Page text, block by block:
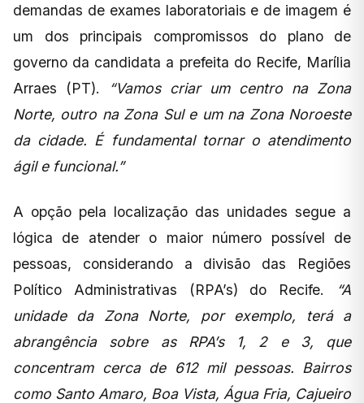
demandas de exames laboratoriais e de imagem é
um dos principais compromissos do plano de
governo da candidata a prefeita do Recife, Marília
Arraes (PT).
“Vamos criar um centro na Zona
Norte, outro na Zona Sul e um na Zona Noroeste
da cidade. É fundamental tornar o atendimento
ágil e funcional.”
A opção pela localização das unidades segue a
lógica de atender o maior número possível de
pessoas, considerando a divisão das Regiões
Político Administrativas (RPA’s) do Recife.
“A
unidade da Zona Norte, por exemplo, terá a
abrangência sobre as RPA’s 1, 2 e 3, que
concentram cerca de 612 mil pessoas. Bairros
como Santo Amaro, Boa Vista, Água Fria, Cajueiro